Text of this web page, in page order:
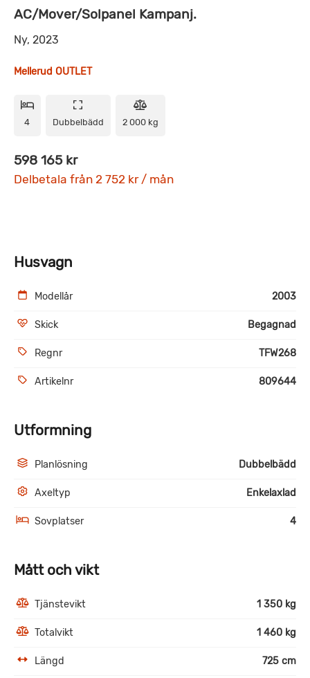
AC/Mover/Solpanel Kampanj.
Ny, 2023
Mellerud OUTLET
4 Dubbelbädd 2 000 kg
598 165 kr
Delbetala från 2 752 kr / mån
Husvagn
Modellår 2003
Skick Begagnad
Regnr TFW268
Artikelnr 809644
Utformning
Planlösning Dubbelbädd
Axeltyp Enkelaxlad
Sovplatser 4
Mått och vikt
Tjänstevikt 1 350 kg
Totalvikt 1 460 kg
Längd 725 cm